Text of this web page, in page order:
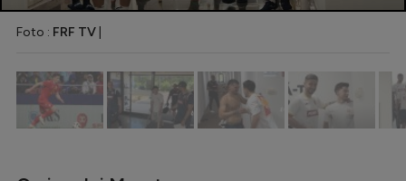
Creează cont
Foto : FRF TV